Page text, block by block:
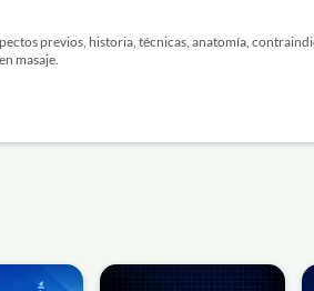
previos, historia, técnicas, anatomía,
masaje.